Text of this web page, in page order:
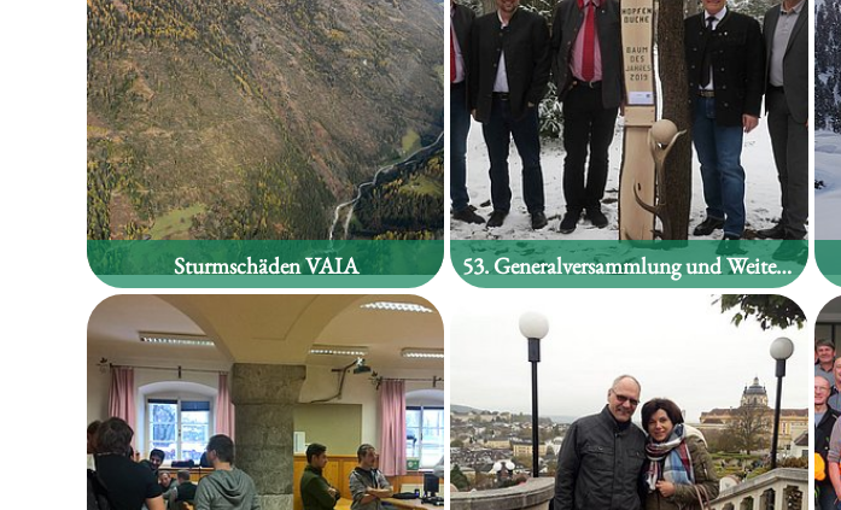
Sturmschäden VAIA 53. Generalversammlung und Weiterbildungsseminar der Waldaufseher und Forstwarte Tirols!